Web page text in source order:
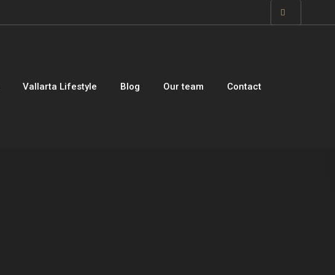
Vallarta Lifestyle Blog Our team Contact